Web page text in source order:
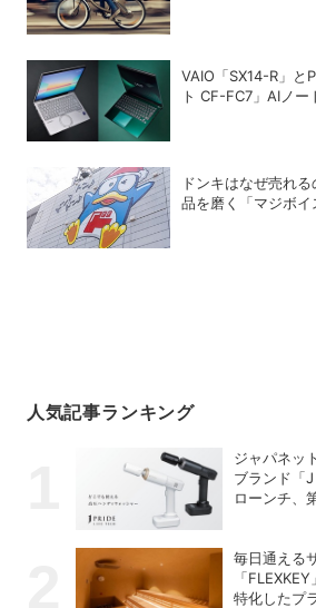
VAIO「SX14-R」と
ト CF-FC7」AIノー
ドンキはなぜ売れ
品を磨く「マジボイ
人気記事ランキング
ジャパネッ
ブランド「
ローンチ、
毎日通える
「
特化したプ